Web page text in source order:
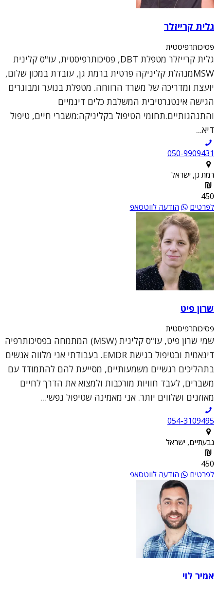
גלית קרייזלר
פסיכותרפיסטית
גלית קרייזלר מטפלת DBT, פסיכותרפיסטית, עו"ס קלינית
MSWמנהלת קליניקה פרטית ברמת גן, עובדת במכון שלום,
יועצת ומדריכה של משרד הרווחה. מטפלת בנוער ומבוגרים
הגישה אינטגרטיבית המשלבת כלים דינמיים
והתנהגותיים.תחומי הטיפול בקליניקה:משברי חיים, טיפול
דיא...
050-9909431
רמת גן, ישראל
450
לפרטים
הודעה לווטסאפ
שרון פיט
פסיכותרפיסטית
שמי שרון פיט, עו"ס קלינית (MSW) המתמחה בפסיכותרפיה
דינאמית ובטיפול בגישת EMDR. בעבודתי אני מלווה אנשים
בתהליכים רגשיים משמעותיים, מסייעת להם להתמודד עם
משברים, לעבד חוויות מורכבות ולמצוא את הדרך לחיים
מאוזנים ושלווים יותר. אני מאמינה שטיפול נפשי...
054-3109495
גבעתיים, ישראל
450
לפרטים
הודעה לווטסאפ
אמיר לוי